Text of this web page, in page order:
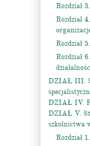
Rozdział
Rozdział
Rozdział
Rozdział
DZIAŁ III.
DZIAŁ IV.
DZIAŁ V.
szkolnictwa
Rozdział